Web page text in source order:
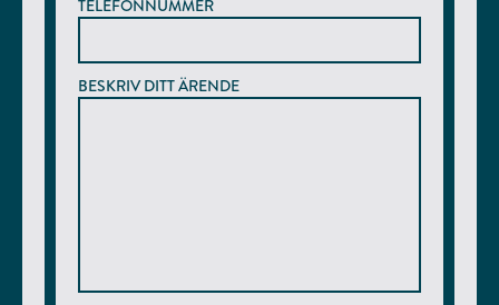
TELEFONNUMMER
BESKRIV DITT ÄRENDE